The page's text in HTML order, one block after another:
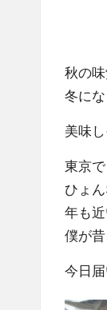
秋の
冬に
美味
東京
ひょ
年も
僕が
今日